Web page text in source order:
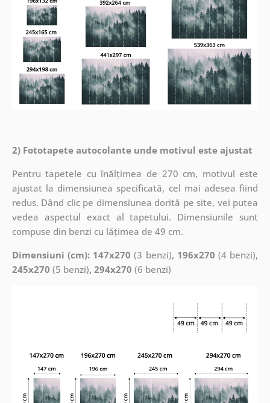
2) Fototapete autocolante unde motivul este ajustat
Pentru tapetele cu înălțimea de 270 cm, motivul este
ajustat la dimensiunea specificată, cel mai adesea fiind
redus. Dând clic pe dimensiunea dorită pe site, vei putea
vedea aspectul exact al tapetului. Dimensiunile sunt
compuse din benzi cu lățimea de 49 cm.
Dimensiuni (cm): 147x270 (3 benzi), 196x270 (4 benzi),
245x270 (5 benzi), 294x270 (6 benzi)